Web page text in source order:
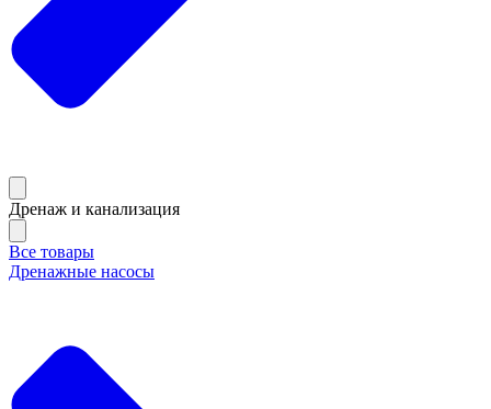
Дренаж и канализация
Все товары
Дренажные насосы